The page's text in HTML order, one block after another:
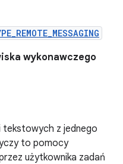
wykonawczego
tekstowych z jednego
to pomocy
użytkownika zadań